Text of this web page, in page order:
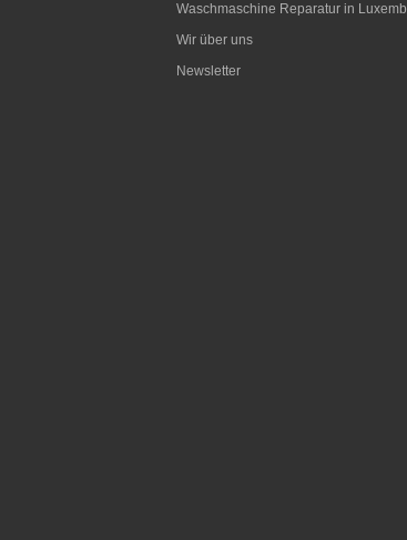
Waschmaschine Reparatur in
Wir über uns
Newsletter